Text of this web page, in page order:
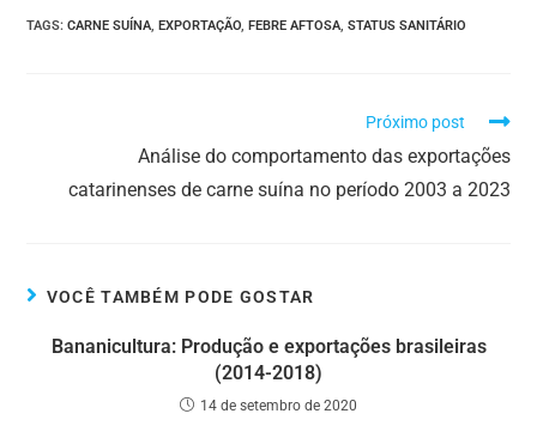
TAGS:CARNE SUÍNA, EXPORTAÇÃO, FEBRE AFTOSA, STATUS SANITÁRIO
Próximo post
Análise do comportamento das exportações
catarinenses de carne suína no período 2003 a 2023
VOCÊ TAMBÉM PODE GOSTAR
Bananicultura: Produção e exportações brasileiras
(2014-2018)
14 de setembro de 2020